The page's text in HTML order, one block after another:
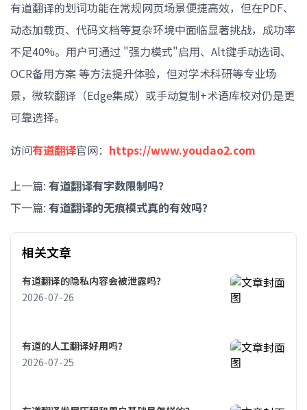
有道翻译的划词功能在常规网页场景便捷高效，但在PDF、
动态加载页、代码文档等复杂环境中面临显著挑战，成功率
不足40%。用户可通过 "强力模式"启用、Alt键手动选词、
OCR备用方案 等方法提升体验，但对学术科研等专业场
景，微软翻译（Edge集成）或手动复制+术语库校对仍是更
可靠选择。
访问有道翻译官网： https://www.youdao2.com
上一篇: 有道翻译有字数限制吗？
下一篇: 有道翻译的无痕模式真的有效吗？
相关文章
有道翻译的隐私内容会被泄露吗？
2026-07-26
有道的人工翻译好用吗？
2026-07-25